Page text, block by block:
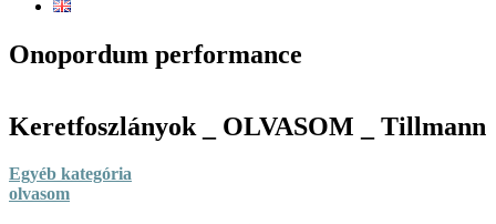
Onopordum performance
Keretfoszlányok _ OLVASOM _ Tillmann
Egyéb kategória
olvasom